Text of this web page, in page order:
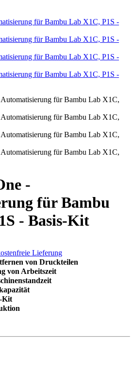
-
für Bambu
- Basis-Kit
Lieferung
von Druckteilen
von Arbeitszeit
Kit